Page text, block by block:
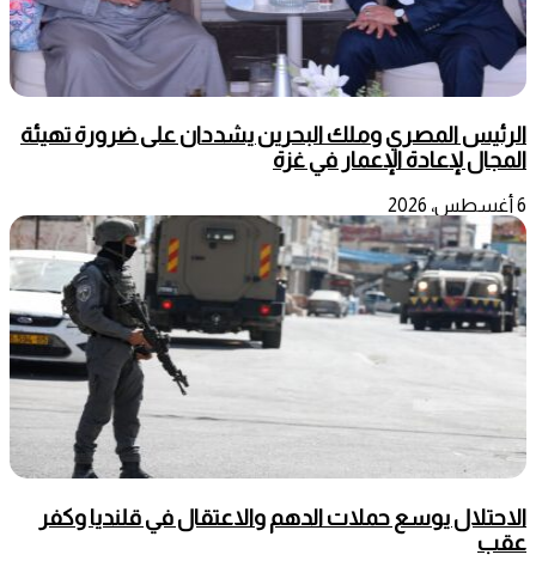
الرئيس المصري وملك البحرين يشددان على ضرورة تهيئة
المجال لإعادة الإعمار في غزة
6 أغسطس، 2026
الاحتلال يوسع حملات الدهم والاعتقال في قلنديا وكفر
عقب